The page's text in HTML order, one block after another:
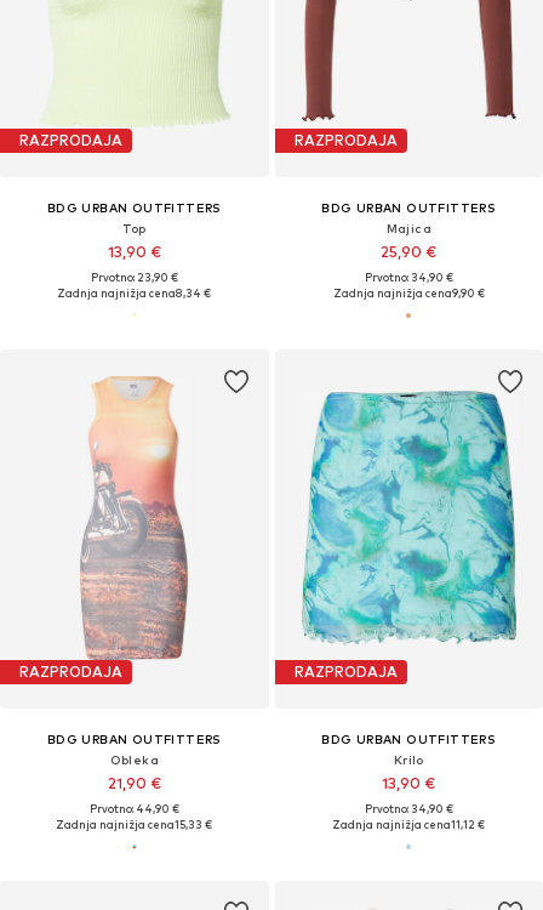
RAZPRODAJA
BDG URBAN OUTFITTERS
Top
13,90 €
Prvotno: 23,90 €
Zadnja najnižja cena8,34 €
RAZPRODAJA
BDG URBAN OUTFITTERS
Majica
25,90 €
Prvotno: 34,90 €
Zadnja najnižja cena9,90 €
RAZPRODAJA
BDG URBAN OUTFITTERS
Obleka
21,90 €
Prvotno: 44,90 €
Zadnja najnižja cena15,33 €
RAZPRODAJA
BDG URBAN OUTFITTERS
Krilo
13,90 €
Prvotno: 34,90 €
Zadnja najnižja cena11,12 €